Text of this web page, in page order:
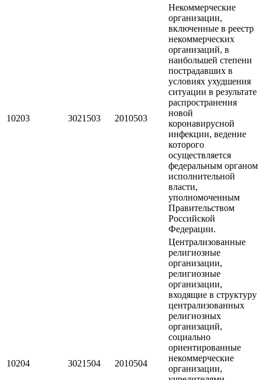
10203 3021503 2010503
Некоммерческие
организации,
включенные в реестр
некоммерческих
организаций, в
наибольшей степени
пострадавших в
условиях ухудшения
ситуации в результате
распространения
новой
коронавирусной
инфекции, ведение
которого
осуществляется
федеральным органом
исполнительной
власти,
уполномоченным
Правительством
Российской
Федерации.
10204 3021504 2010504
Централизованные
религиозные
организации,
религиозные
организации,
входящие в структуру
централизованных
религиозных
организаций,
социально
ориентированные
некоммерческие
организации,